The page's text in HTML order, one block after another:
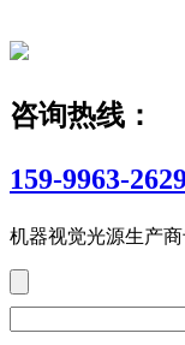
咨询热线：
159-9963-
机器视觉光源生产商